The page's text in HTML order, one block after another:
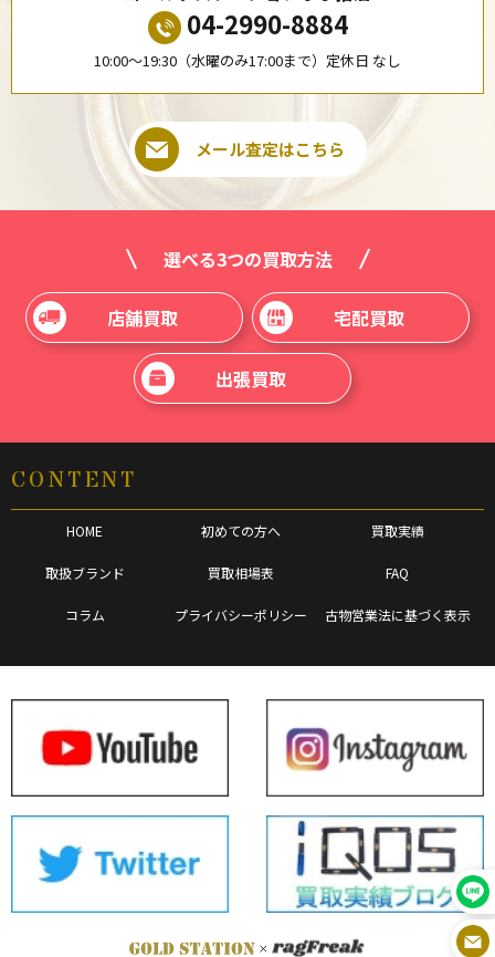
04-2990-8884
10:00〜19:30（水曜のみ17:00まで）定休日 なし
メール査定はこちら
選べる3つの買取方法
店舗買取 宅配買取
出張買取
CONTENT
HOME 初めての方へ 買取実績
取扱ブランド 買取相場表 FAQ
コラム プライバシーポリシー 古物営業法に基づく表示